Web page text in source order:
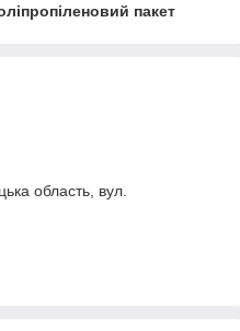
пакет
область, вул.